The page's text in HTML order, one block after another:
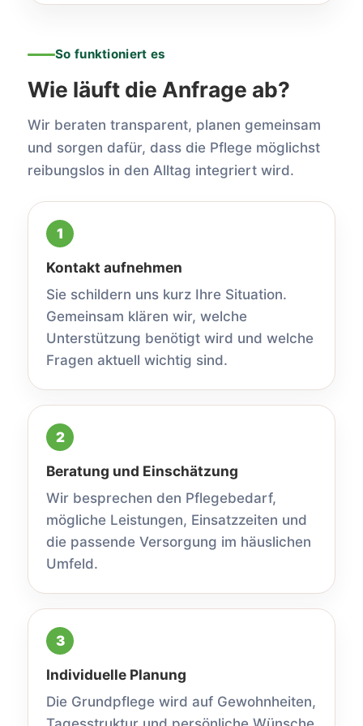
So funktioniert es
Wie läuft die Anfrage ab?
Wir beraten transparent, planen gemeinsam
und sorgen dafür, dass die Pflege möglichst
reibungslos in den Alltag integriert wird.
Kontakt aufnehmen
Sie schildern uns kurz Ihre Situation.
Gemeinsam klären wir, welche
Unterstützung benötigt wird und welche
Fragen aktuell wichtig sind.
Beratung und Einschätzung
Wir besprechen den Pflegebedarf,
mögliche Leistungen, Einsatzzeiten und
die passende Versorgung im häuslichen
Umfeld.
Individuelle Planung
Die Grundpflege wird auf Gewohnheiten,